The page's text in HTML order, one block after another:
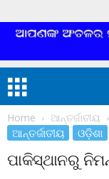
Home ଆନ୍ତର୍ଜାତୀୟ
ଆନ୍ତର୍ଜାତୀୟ ଓଡ଼ିଶା
ପାକିସ୍ଥାନରୁ